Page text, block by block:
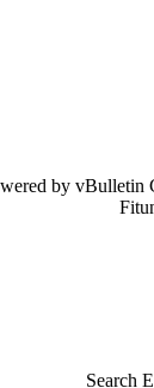
by vBulletin
Search